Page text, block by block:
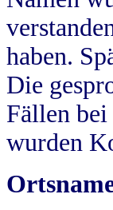
haben.
Die
Fällen
wurden